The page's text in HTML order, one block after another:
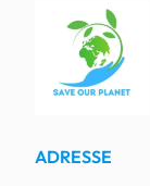
ADRESSE